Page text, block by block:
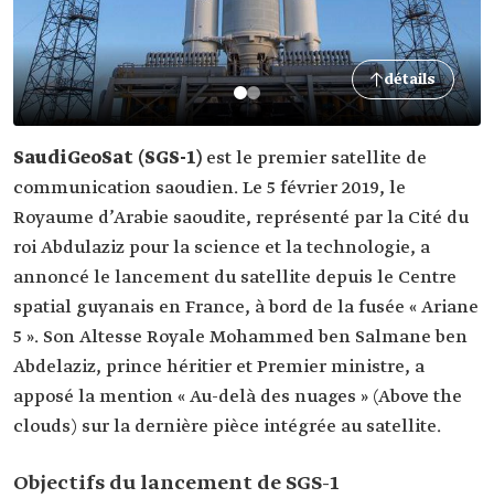
détails
SaudiGeoSat (SGS-1) est le premier satellite de
communication saoudien. Le 5 février 2019, le
Royaume d’Arabie saoudite, représenté par la Cité du
roi Abdulaziz pour la science et la technologie, a
annoncé le lancement du satellite depuis le Centre
spatial guyanais en France, à bord de la fusée « Ariane
5 ». Son Altesse Royale Mohammed ben Salmane ben
Abdelaziz, prince héritier et Premier ministre, a
apposé la mention « Au-delà des nuages » (Above the
clouds) sur la dernière pièce intégrée au satellite.
Objectifs du lancement de SGS-1